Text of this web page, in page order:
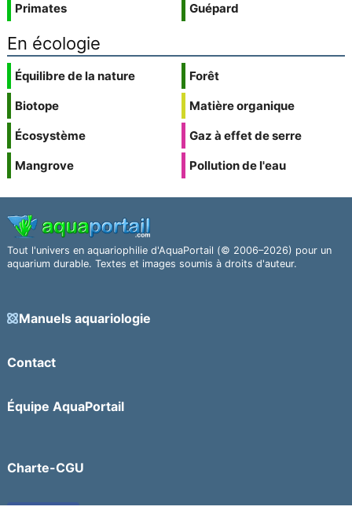
Primates
Guépard
En écologie
Équilibre de la nature
Biotope
Écosystème
Mangrove
Forêt
Matière organique
Gaz à effet de serre
Pollution de l'eau
Tout l'univers en aquariophilie d'AquaPortail (© 2006–2026) pour un
aquarium durable. Textes et images soumis à droits d'auteur.
Manuels aquariologie
Contact
Équipe AquaPortail
Charte-CGU